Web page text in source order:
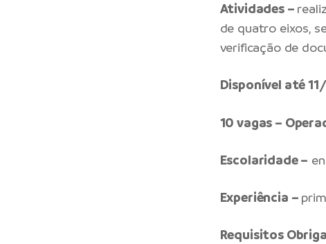
Atividades –
de quatro eixos,
verificação de
Disponível até
10 vagas –
Escolaridade –
Experiência –
Requisitos